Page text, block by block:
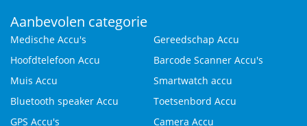
Aanbevolen categorie
Medische Accu's
Gereedschap Accu
Hoofdtelefoon Accu
Barcode Scanner Accu's
Muis Accu
Smartwatch accu
Bluetooth speaker Accu
Toetsenbord Accu
GPS Accu's
Camera Accu